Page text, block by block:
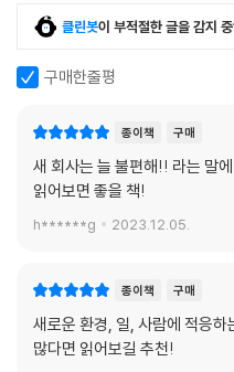
클린봇이 부적절한 글을 감지
구매한줄평
종이책 구매
새 회사는 늘 불편해!! 라는 말
읽어보면 좋을 책!
h******g 2023.12.05.
종이책 구매
새로운 환경, 일, 사람에 적응
많다면 읽어보길 추천!